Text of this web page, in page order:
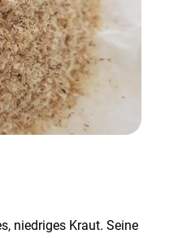
niedriges Kraut. Seine